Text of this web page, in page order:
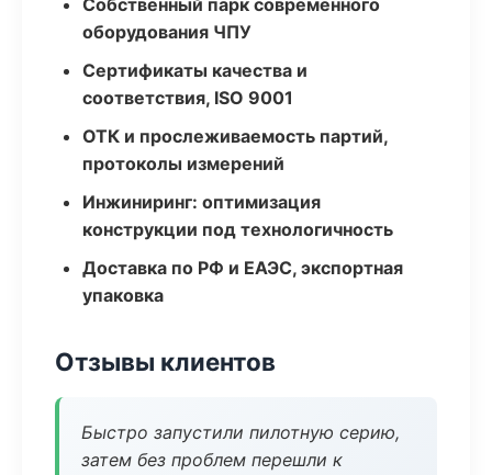
Собственный парк современного
оборудования ЧПУ
Сертификаты качества и
соответствия, ISO 9001
ОТК и прослеживаемость партий,
протоколы измерений
Инжиниринг: оптимизация
конструкции под технологичность
Доставка по РФ и ЕАЭС, экспортная
упаковка
Отзывы клиентов
Быстро запустили пилотную серию,
затем без проблем перешли к